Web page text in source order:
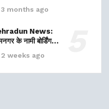
3 months ago
News:
के नामी बोर्डिंग…
2 weeks ago